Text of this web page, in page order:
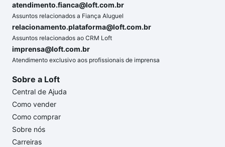
atendimento.fianca@loft.com.br
Assuntos relacionados a Fiança Aluguel
relacionamento.plataforma@loft.com.br
Assuntos relacionados ao CRM Loft
imprensa@loft.com.br
Atendimento exclusivo aos profissionais de imprensa
Sobre a Loft
Central de Ajuda
Como vender
Como comprar
Sobre nós
Carreiras